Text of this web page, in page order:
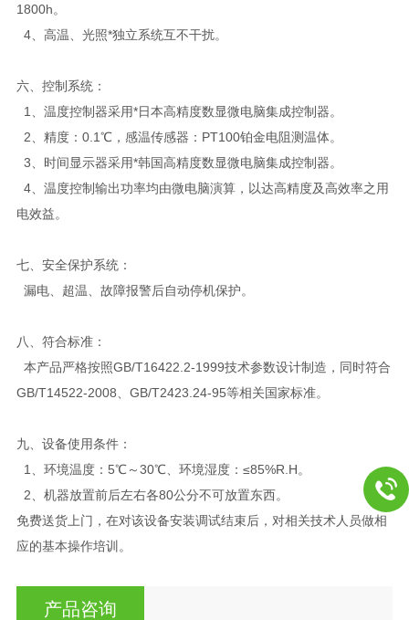
1800h。
4、高温、光照*独立系统互不干扰。
六、控制系统：
1、温度控制器采用*日本高精度数显微电脑集成控制器。
2、精度：0.1℃，感温传感器：PT100铂金电阻测温体。
3、时间显示器采用*韩国高精度数显微电脑集成控制器。
4、温度控制输出功率均由微电脑演算，以达高精度及高效率之用
电效益。
七、安全保护系统：
漏电、超温、故障报警后自动停机保护。
八、 符合标准：
本产品严格按照GB/T16422.2-1999技术参数设计制造，同时符合
GB/T14522-2008、GB/T2423.24-95等相关国家标准。
九、设备使用条件：
1、环境温度：5℃～30℃、环境湿度：≤85%R.H。
2、机器放置前后左右各80公分不可放置东西。
免费送货上门，在对该设备安装调试结束后，对相关技术人员做相
应的基本操作培训。
产品咨询